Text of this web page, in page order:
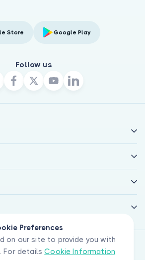
Preferences
on our site to provide you with
For detailsCookie Information
Store Google Play
Follow us